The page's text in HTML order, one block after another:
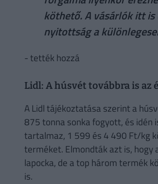
köthető. A vásárlók itt is
nyitottság a
- tették hozzá
Lidl: A húsvét továbbra is az
A Lidl tájékoztatása szerint a
875 tonna sonka fogyott, és idén
tartalmaz, 1 599 és 4 490 Ft/kg
terméket. Elmondták azt is,
lapocka, de a top három termék
is.